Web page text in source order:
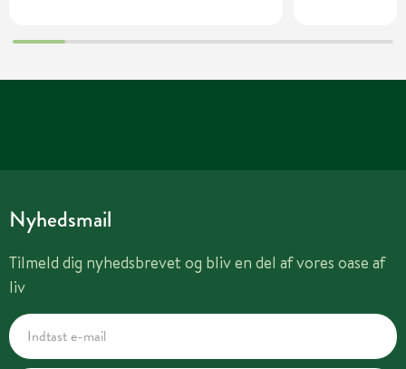
Nyhedsmail
Tilmeld dig nyhedsbrevet og bliv en del af vores oase af
liv